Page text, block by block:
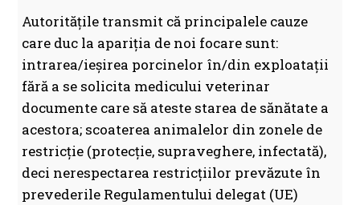
Autoritățile transmit că principalele cauze
care duc la apariţia de noi focare sunt:
intrarea/ieşirea porcinelor în/din exploataţii
fără a se solicita medicului veterinar
documente care să ateste starea de sănătate a
acestora; scoaterea animalelor din zonele de
restricţie (protecţie, supraveghere, infectată),
deci nerespectarea restricţiilor prevăzute în
prevederile Regulamentului delegat (UE)